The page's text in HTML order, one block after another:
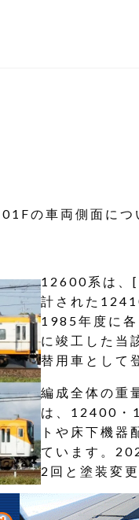
の車両側面につ
12600系は、
計された
1985年度に
に竣工した当
替用車として
編成全体の重
は、12400・
トや床下機器
ています。
2回と塗装変